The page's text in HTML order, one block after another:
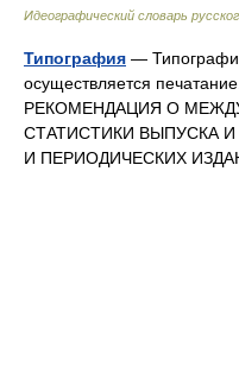
Идеографический словарь
Типография —
осуществляется
РЕКОМЕНДАЦИЯ О
СТАТИСТИКИ ВЫПУСКА И
И ПЕРИОДИЧЕСКИХ